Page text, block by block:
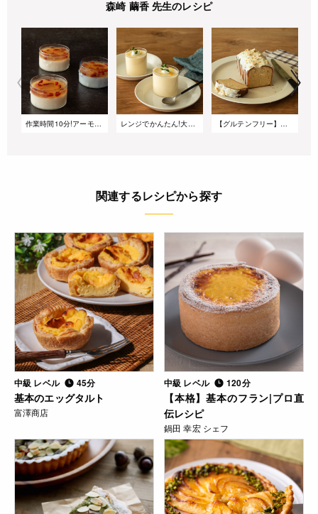
森崎 繭香 先生のレシピ
作業時間10分!アーモンドミルクジャスミンゼリー レンジでかんたん!大人のレモンババロア 【グルテンフリー】米粉のヘーゼルナッツパウンドケーキ
関連するレシピから探す
中級 レベル 45分
基本のエッグタルト
富澤商店
中級 レベル 120分
【本格】基本のフラン|プロ直
伝レシピ
鍋田 幸宏 シェフ